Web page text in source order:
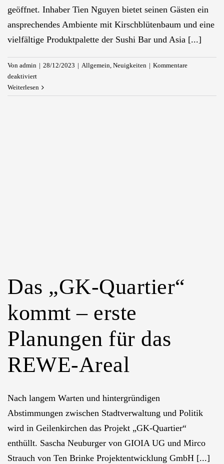
geöffnet. Inhaber Tien Nguyen bietet seinen Gästen ein
ansprechendes Ambiente mit Kirschblütenbaum und eine
vielfältige Produktpalette der Sushi Bar und Asia [...]
Von admin | 28/12/2023 | Allgemein, Neuigkeiten | Kommentare
deaktiviertfür
Erkelenz
heißt
Weiterlesen
Das „GK-Quartier“
kommt – erste
Planungen für das
REWE-Areal
Nach langem Warten und hintergründigen
Abstimmungen zwischen Stadtverwaltung und Politik
wird in Geilenkirchen das Projekt „GK-Quartier“
enthüllt. Sascha Neuburger von GIOIA UG und Mirco
Strauch von Ten Brinke Projektentwicklung GmbH [...]